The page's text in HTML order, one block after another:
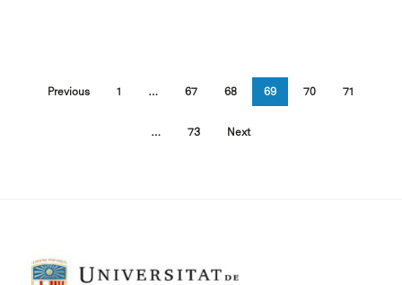
Previous 1 … 67 68 69 70 71
… 73 Next